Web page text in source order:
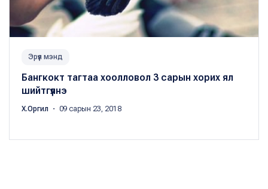
Эрүүл мэнд
Бангкокт тагтаа хоолловол 3 сарын хорих ял
шийтгүүлнэ
Х.Оргил ・ 09 сарын 23, 2018